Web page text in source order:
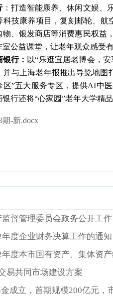
：打造智能康养、休闲文娱、
科技康养项目，复刻邮轮、航
物、银发商店等消费惠民权益
公益课堂，让老年观众感受
银行： 以“乐逛宜居老博会，
并与上海老年报推出导览地图
区”五大服务专区，提供AI中
行还将“心家园”老年大学精
期-新.docx
督管理委员会政务公开工
度企业财务决算工作的通知
度本市国有资产、集体资
易共同市场建设方案
成立，首期规模200亿元，